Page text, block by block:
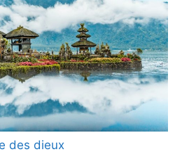
des dieux